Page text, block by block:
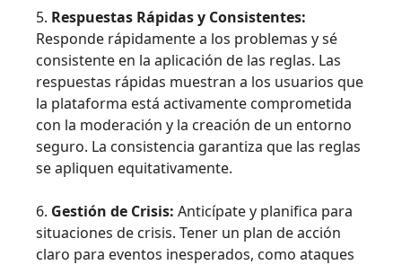
5. Respuestas Rápidas y Consistentes:
Responde rápidamente a los problemas y sé
consistente en la aplicación de las reglas. Las
respuestas rápidas muestran a los usuarios que
la plataforma está activamente comprometida
con la moderación y la creación de un entorno
seguro. La consistencia garantiza que las reglas
se apliquen equitativamente.
6. Gestión de Crisis: Anticípate y planifica para
situaciones de crisis. Tener un plan de acción
claro para eventos inesperados, como ataques